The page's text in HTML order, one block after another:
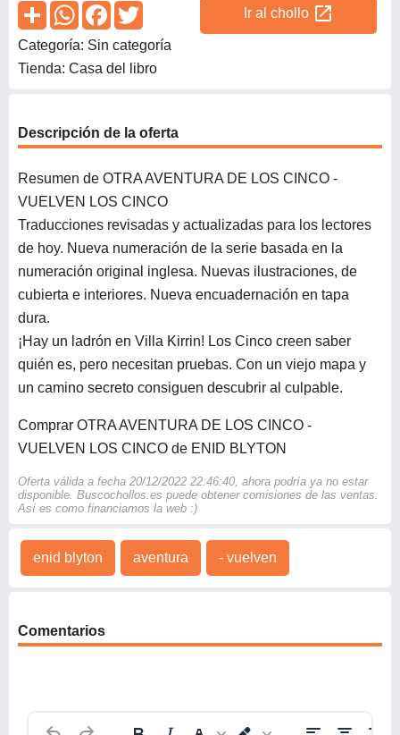
Ir al chollo open_in_new
Categoría: Sin categoría
Tienda: Casa del libro
Descripción de la oferta
Resumen de OTRA AVENTURA DE LOS CINCO -
VUELVEN LOS CINCO
Traducciones revisadas y actualizadas para los lectores
de hoy. Nueva numeración de la serie basada en la
numeración original inglesa. Nuevas ilustraciones, de
cubierta e interiores. Nueva encuadernación en tapa
dura.
¡Hay un ladrón en Villa Kirrin! Los Cinco creen saber
quién es, pero necesitan pruebas. Con un viejo mapa y
un camino secreto consiguen descubrir al culpable.
Comprar OTRA AVENTURA DE LOS CINCO -
VUELVEN LOS CINCO de ENID BLYTON
Oferta válida a fecha 20/12/2022 22:46:40, ahora podría ya no estar
disponible. Buscochollos.es puede obtener comisiones de las ventas.
Así es como financiamos la web :)
enid blyton aventura - vuelven
Comentarios